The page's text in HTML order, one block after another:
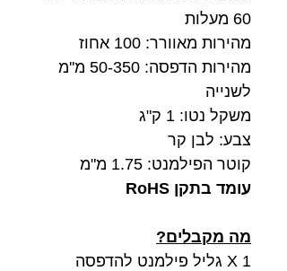
60 מעלות
מהירות מאוורר: 100 אחוז
מהירות הדפסה: 50-350 מ''מ
לשנייה
משקל נטו: 1 ק"ג
צבע: לבן קר
קוטר הפילמנט: 1.75 מ"מ
עומד בתקן RoHS
מה מקבלים?
1 X גליל פילמנט להדפסה